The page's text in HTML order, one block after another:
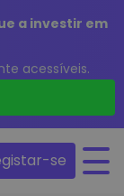
a investir em
acessíveis.
se